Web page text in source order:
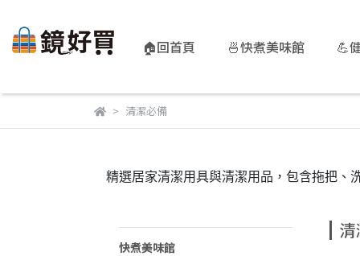
🏠回首頁 🍜快煮美味館 💪
清潔必備
精選居家清潔用具與清潔用品，包含拖把、
快煮美味館